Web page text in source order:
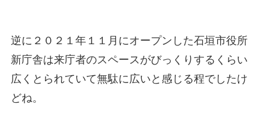
逆に２０２１年１１月にオープンした石垣市役所
新庁舎は来庁者のスペースがびっくりするくらい
広くとられていて無駄に広いと感じる程でしたけ
どね。